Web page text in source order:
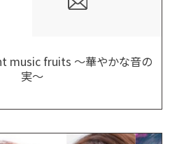
music fruits ～華やかな音の
実～